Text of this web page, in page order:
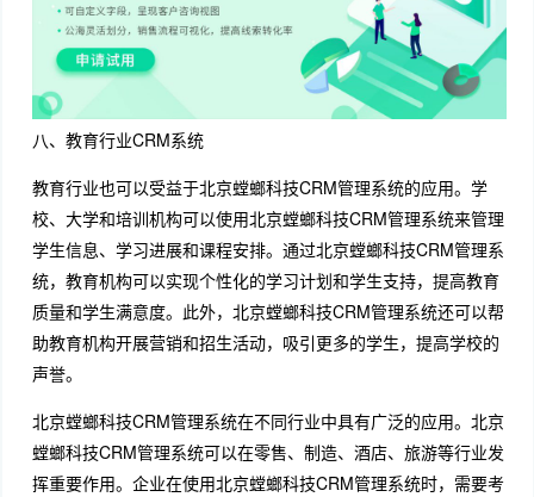
八、教育行业CRM系统
教育行业也可以受益于北京螳螂科技CRM管理系统的应用。学
校、大学和培训机构可以使用北京螳螂科技CRM管理系统来管理
学生信息、学习进展和课程安排。通过北京螳螂科技CRM管理系
统，教育机构可以实现个性化的学习计划和学生支持，提高教育
质量和学生满意度。此外，北京螳螂科技CRM管理系统还可以帮
助教育机构开展营销和招生活动，吸引更多的学生，提高学校的
声誉。
北京螳螂科技CRM管理系统在不同行业中具有广泛的应用。北京
螳螂科技CRM管理系统可以在零售、制造、酒店、旅游等行业发
挥重要作用。企业在使用北京螳螂科技CRM管理系统时，需要考